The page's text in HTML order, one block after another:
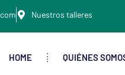
Nuestros talleres
HOME QUIÉNES